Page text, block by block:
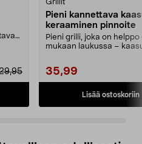
Grillit
Pieni kannettava
keraaminen pinnoite
Pieni grilli, joka on helppo
mukaan laukussa –
35,99
Lisää ostoskoriin